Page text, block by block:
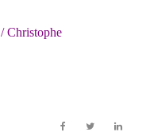
/ Christophe